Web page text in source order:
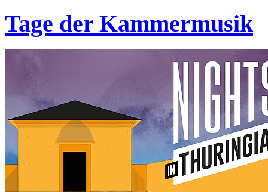
Tage der Kammermusik